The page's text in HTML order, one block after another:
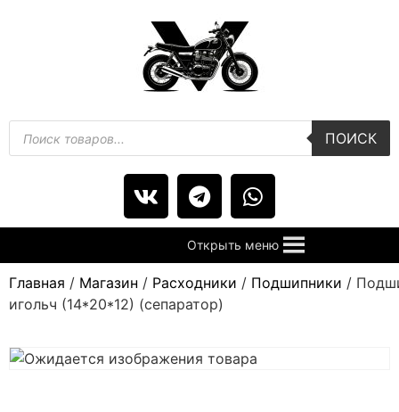
ПОИСК
Открыть меню
Главная / Магазин / Расходники / Подшипники /
игольч (14*20*12) (сепаратор)